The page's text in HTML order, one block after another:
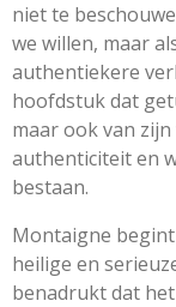
niet te
we willen, maar
authentiekere
hoofdstuk dat
maar ook van
authenticiteit en
bestaan.
Montaigne
heilige en
benadrukt dat